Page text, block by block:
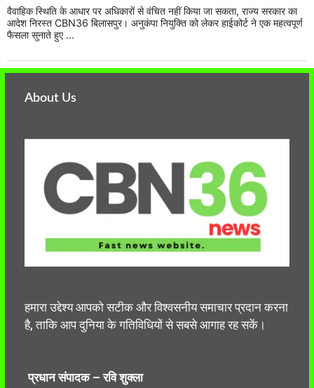
वैवाहिक स्थिति के आधार पर अधिकारों से वंचित नहीं किया जा सकता, राज्य सरकार का
आदेश निरस्त CBN36 बिलासपुर। अनुकंपा नियुक्ति को लेकर हाईकोर्ट ने एक महत्वपूर्ण
फैसला सुनाते हुए ...
About Us
हमारा उद्देश्य आपको सटीक और विश्वसनीय समाचार प्रदान करना
है, ताकि आप दुनिया के गतिविधियों से सबसे आगाह रह सकें।
प्रधान संपादक – रवि शुक्ला